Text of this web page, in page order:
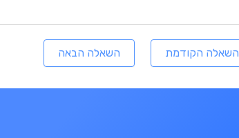
השאלה הקודמת השאלה הבאה